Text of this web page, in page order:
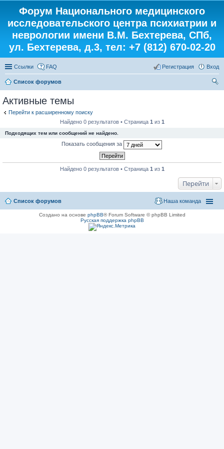
Форум Национального медицинского
исследовательского центра психиатрии и
неврологии имени В.М. Бехтерева, СПб,
ул. Бехтерева, д.3, тел: +7 (812) 670-02-20
Ссылки FAQ Вход
Регистрация
Список форумов
Активные темы
Перейти к расширенному поиску
Найдено 0 результатов • Страница 1 из 1
Подходящих тем или сообщений не найдено.
Показать сообщения за
Найдено 0 результатов • Страница 1 из 1
Перейти
Список форумов Наша команда
Создано на основе phpBB® Forum Software © phpBB Limited
Русская поддержка phpBB